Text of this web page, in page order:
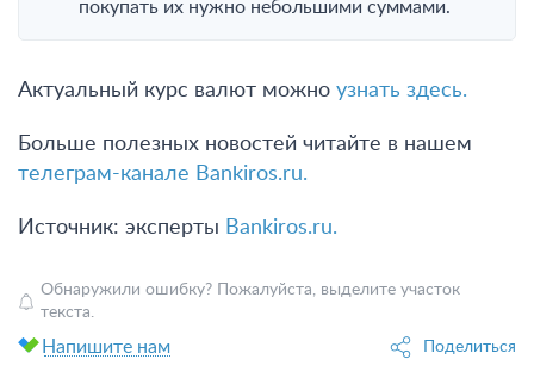
покупать их нужно небольшими суммами.
Актуальный курс валют можно узнать здесь.
Больше полезных новостей читайте в нашем
телеграм-канале Bankiros.ru.
Источник: эксперты Bankiros.ru.
Обнаружили ошибку? Пожалуйста, выделите участок
текста.
Напишите нам Поделиться